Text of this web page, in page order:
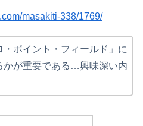
masakiti-338/1769/
・ポイント・フィールド」に
かが重要である…興味深い内